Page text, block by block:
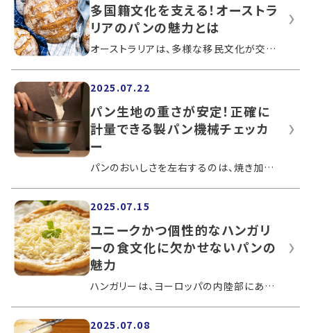
多国籍文化を支える！オーストラ
リアのパンの魅力とは
オーストラリアは、多様な移民文化が交錯する国です。その一方で、伝統的な文化も大切にしており、各国の移民がもたらした文化との共存によ...
2025.07.22
パン生地の重さが安定！正確に
計量できる製パン機械チェッカ
ー
パンのおいしさを左右するのは、焼き加減や材料だけではありません。パン生地の重量も、見た目や食感、味に影響を与えます。パンの重量を正...
2025.07.15
ユニークかつ個性的なハンガリ
ーの食文化に欠かせないパンの
魅力
ハンガリーは、ヨーロッパの内陸部にあり、ドナウ川がもたらす肥沃な土地での農業が盛んな国です。ハンガリーにはさまざまな食文化が流入し...
2025.07.08